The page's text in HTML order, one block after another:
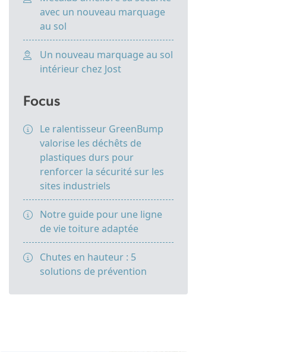
avec un nouveau marquage
au sol
Un nouveau marquage au sol
intérieur chez Jost
Focus
Le ralentisseur GreenBump
valorise les déchêts de
plastiques durs pour
renforcer la sécurité sur les
sites industriels
Notre guide pour une ligne
de vie toiture adaptée
Chutes en hauteur : 5
solutions de prévention